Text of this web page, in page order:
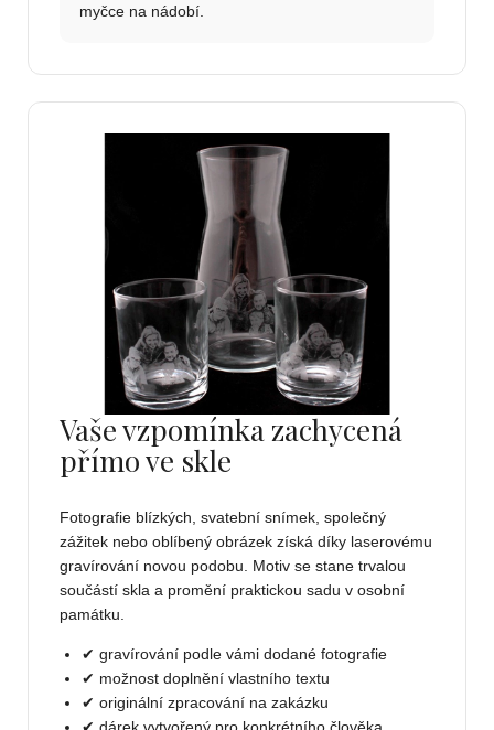
myčce na nádobí.
Vaše vzpomínka zachycená
přímo ve skle
Fotografie blízkých, svatební snímek, společný
zážitek nebo oblíbený obrázek získá díky laserovému
gravírování novou podobu. Motiv se stane trvalou
součástí skla a promění praktickou sadu v osobní
památku.
✔ gravírování podle vámi dodané fotografie
✔ možnost doplnění vlastního textu
✔ originální zpracování na zakázku